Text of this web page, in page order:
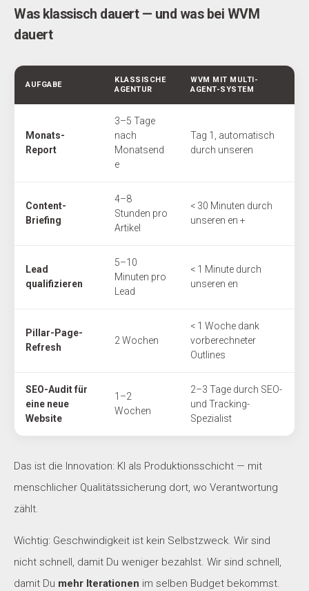
Was klassisch dauert — und was bei WVM
dauert
AUFGABE
KLASSISCHE
AGENTUR
WVM MIT MULTI-
AGENT-SYSTEM
Monats-
Report
3–5 Tage
nach
Monatsend
e
Tag 1, automatisch
durch unseren
Content-
Briefing
4–8
Stunden pro
Artikel
< 30 Minuten durch
unseren en +
Lead
qualifizieren
5–10
Minuten pro
Lead
< 1 Minute durch
unseren en
Pillar-Page-
Refresh
2 Wochen
< 1 Woche dank
vorberechneter
Outlines
SEO-Audit für
eine neue
Website
1–2
Wochen
2–3 Tage durch SEO-
und Tracking-
Spezialist
Das ist die Innovation: KI als Produktionsschicht — mit
menschlicher Qualitätssicherung dort, wo Verantwortung
zählt.
Wichtig: Geschwindigkeit ist kein Selbstzweck. Wir sind
nicht schnell, damit Du weniger bezahlst. Wir sind schnell,
damit Du mehr Iterationen im selben Budget bekommst.